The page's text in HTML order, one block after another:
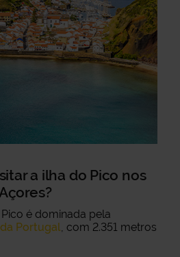
a ilha do Pico nos
é dominada pela
Portugal, com 2.351 metros